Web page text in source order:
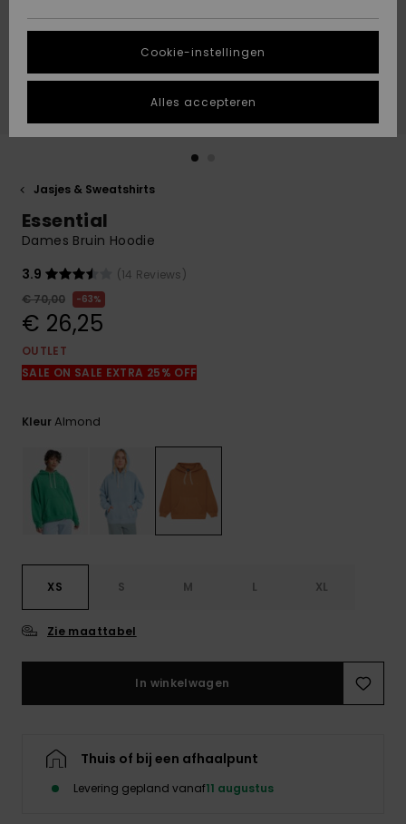
Highlights
Highlights
gesprek om het
snelste
vraag te
krijgen.
Gesprek
vragen en ons
contactformulier.
DUURZAAMHEID
STORE LOCATOR
VERLANGLIJST
Jasjes & Sweatshirts
Essential
Dames Bruin Hoodie
3.9
(14 Reviews)
€ 70,00
63%
€ 26,25
OUTLET
SALE ON SALE EXTRA 25% OFF
KleurAlmond
XS S M L XL
Zie maattabel
In winkelwagen
Thuis of bij een afhaalpunt
Levering gepland vanaf11 augustus
Cookie-instellingen
Alles accepteren